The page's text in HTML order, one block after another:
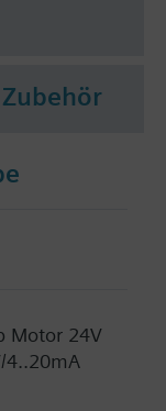
Motor 24V
4..20mA